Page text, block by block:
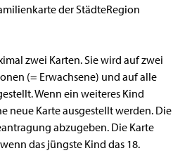
der StädteRegion
zwei Karten. Sie wird auf zwei
(= Erwachsene) und auf alle
Wenn ein weiteres Kind
neue Karte ausgestellt werden. Die
abzugeben. Die Karte
das jüngste Kind das 18.